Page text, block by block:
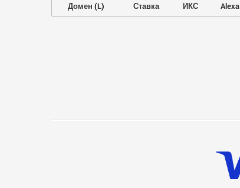
Домен (L) Ставка ИКС Alexa